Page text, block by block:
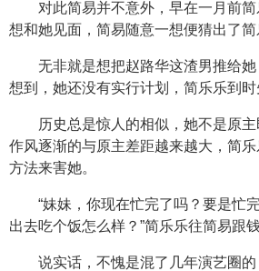
对此简易并不意外，早在一月前简
想和她见面，简易随意一想便猜出了简
无非就是想把赵路华这渣男推给
想到，她还没有实行计划，简乐乐到时
历史总是惊人的相似，她不是原
作风逐渐的与原主差距越来越大，简
方法来害她。
“妹妹，你现在忙完了吗？要是忙
出去吃个饭怎么样？”简乐乐往简易跟
说实话，不愧是混了几年演艺圈